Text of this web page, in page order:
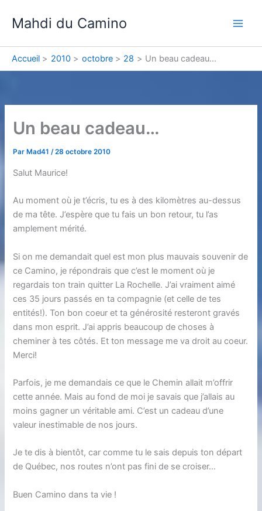
Mahdi du Camino
Accueil 2010 octobre 28 Un beau cadeau…
Un beau cadeau…
Par Mad41/28 octobre 2010
Salut Maurice!
Au moment où je t’écris, tu es à des kilomètres au-dessus
de ma tête. J’espère que tu fais un bon retour, tu l’as
amplement mérité.
Si on me demandait quel est mon plus mauvais souvenir de
ce Camino, je répondrais que c’est le moment où je
regardais ton train quitter La Rochelle. J’ai vraiment aimé
ces 35 jours passés en ta compagnie (et celle de tes
entités!). Ton bon coeur et ta générosité resteront gravés
dans mon esprit. J’ai appris beaucoup de choses à
cheminer à tes côtés. Et ton message me va droit au coeur.
Merci!
Parfois, je me demandais ce que le Chemin allait m’offrir
cette année. Mais au fond de moi je savais que j’allais au
moins gagner un véritable ami. C’est un cadeau d’une
valeur inestimable de nos jours.
Je te dis à bientôt, car comme tu le sais depuis ton départ
de Québec, nos routes n’ont pas fini de se croiser…
Buen Camino dans ta vie !